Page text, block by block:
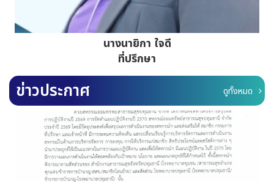
นางนายิกา ใจดี
ที่ปรึกษา
นางวีนัส วัฒนธำรงค์
รองประธานกรรมการคนที่ 1
ข่าวประกาศ ดูทั้งหมด